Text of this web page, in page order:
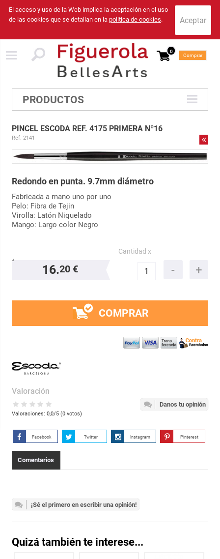
El acceso y uso de la Web implica la aceptación en el uso
de las cookies que se detallan en la politica de cookies.
0
Comprar
PRODUCTOS
PINCEL ESCODA REF. 4175 PRIMERA Nº16
Ref. 2141
Redondo en punta. 9.7mm diámetro
Fabricada a mano uno por uno
Pelo: Fibra de Tejin
Virolla: Latón Niquelado
Mango: Largo color Negro
16.20 €
Cantidad x
COMPRAR
Danos tu opinión
Valoración
Valoraciones: 0,0/5 (0votos)
Facebook Twitter Instagram Pinterest
Comentarios
¡Sé el primero en escribir una opinión!
Quizá también te interese...